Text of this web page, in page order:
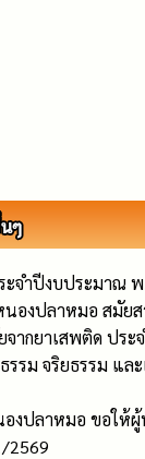
ะจำปีงบประมาณ
นองปลาหมอ สมั
ากยาเสพติด ปร
รม จริยธรรม แ
งปลาหมอ ขอให้
2569